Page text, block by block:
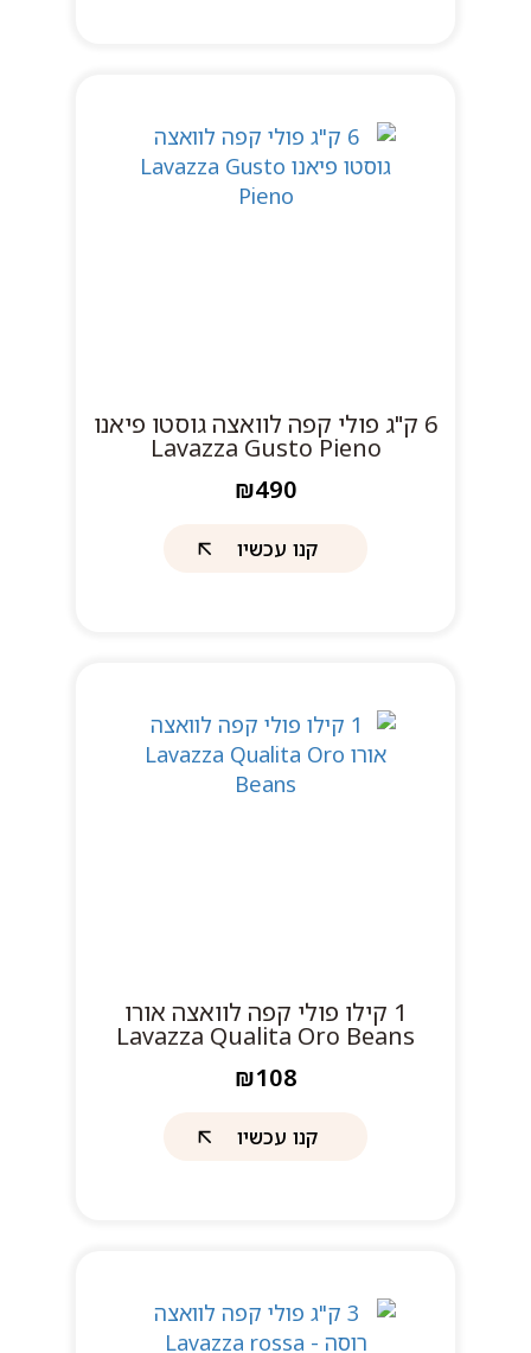
6 ק"ג פולי קפה לוואצה גוסטו פיאנו
Lavazza Gusto Pieno
₪490
קנו עכשיו
1 קילו פולי קפה לוואצה אורו
Lavazza Qualita Oro Beans
₪108
קנו עכשיו